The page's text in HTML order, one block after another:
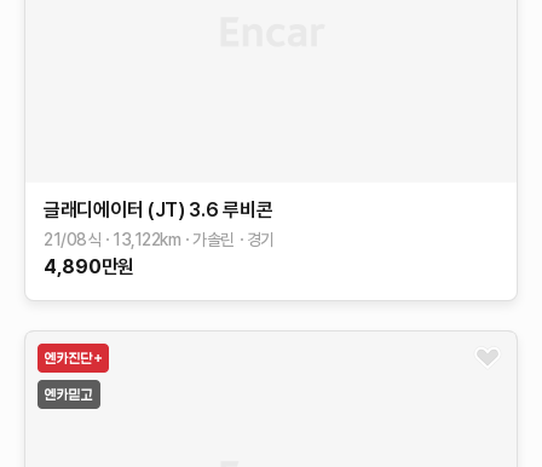
글래디에이터 (JT) 3.6 루비콘
21/08식 13,122km 가솔린 경기
4,890만원